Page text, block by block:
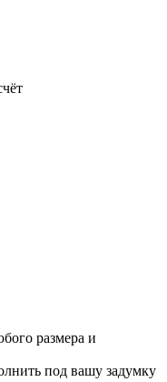
размера и
под вашу задумку